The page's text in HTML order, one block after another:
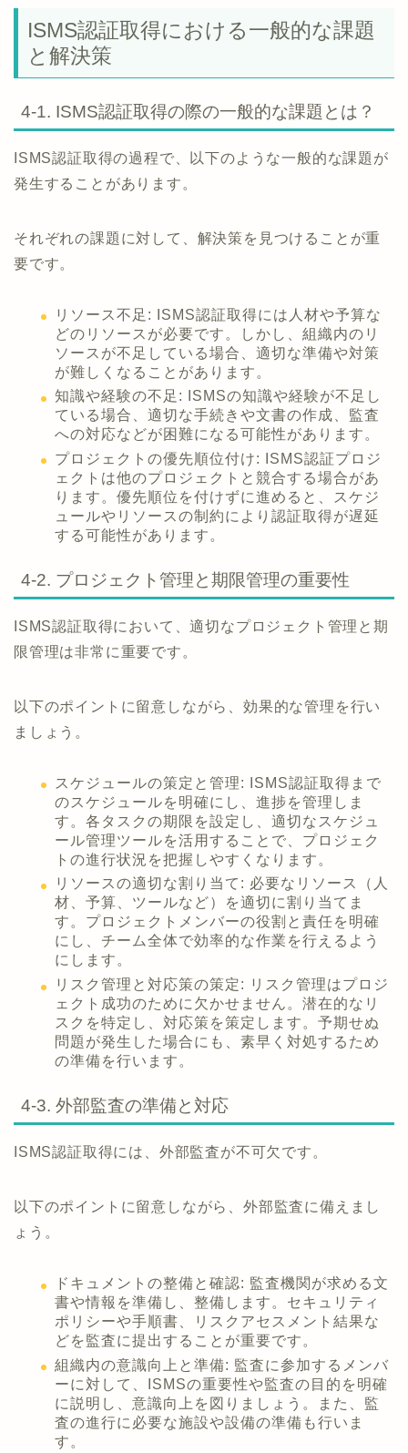
ISMS認証取得における一般的な課題
と解決策
4-1. ISMS認証取得の際の一般的な課題とは？
ISMS認証取得の過程で、以下のような一般的な課題が
発生することがあります。
それぞれの課題に対して、解決策を見つけることが重
要です。
リソース不足: ISMS認証取得には人材や予算な
どのリソースが必要です。しかし、組織内のリ
ソースが不足している場合、適切な準備や対策
が難しくなることがあります。
知識や経験の不足: ISMSの知識や経験が不足し
ている場合、適切な手続きや文書の作成、監査
への対応などが困難になる可能性があります。
プロジェクトの優先順位付け: ISMS認証プロジ
ェクトは他のプロジェクトと競合する場合があ
ります。優先順位を付けずに進めると、スケジ
ュールやリソースの制約により認証取得が遅延
する可能性があります。
4-2. プロジェクト管理と期限管理の重要性
ISMS認証取得において、適切なプロジェクト管理と期
限管理は非常に重要です。
以下のポイントに留意しながら、効果的な管理を行い
ましょう。
スケジュールの策定と管理: ISMS認証取得まで
のスケジュールを明確にし、進捗を管理しま
す。各タスクの期限を設定し、適切なスケジュ
ール管理ツールを活用することで、プロジェク
トの進行状況を把握しやすくなります。
リソースの適切な割り当て: 必要なリソース（人
材、予算、ツールなど）を適切に割り当てま
す。プロジェクトメンバーの役割と責任を明確
にし、チーム全体で効率的な作業を行えるよう
にします。
リスク管理と対応策の策定: リスク管理はプロジ
ェクト成功のために欠かせません。潜在的なリ
スクを特定し、対応策を策定します。予期せぬ
問題が発生した場合にも、素早く対処するため
の準備を行います。
4-3. 外部監査の準備と対応
ISMS認証取得には、外部監査が不可欠です。
以下のポイントに留意しながら、外部監査に備えまし
ょう。
ドキュメントの整備と確認: 監査機関が求める文
書や情報を準備し、整備します。セキュリティ
ポリシーや手順書、リスクアセスメント結果な
どを監査に提出することが重要です。
組織内の意識向上と準備: 監査に参加するメンバ
ーに対して、ISMSの重要性や監査の目的を明確
に説明し、意識向上を図りましょう。また、監
査の進行に必要な施設や設備の準備も行いま
す。